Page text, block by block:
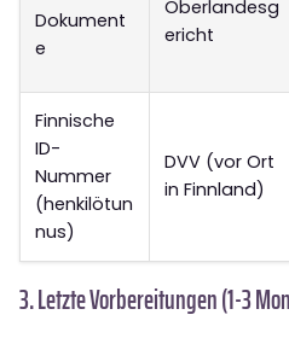
Dokument
e
Oberlandesg
ericht
Finnische
ID-
Nummer
(henkilötun
nus)
DVV (vor Ort
in Finnland)
3. Letzte Vorbereitungen (1-3